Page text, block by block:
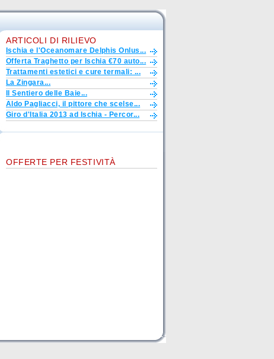
ARTICOLI DI RILIEVO
Ischia e l'Oceanomare Delphis Onlus...
Offerta Traghetto per Ischia €70 auto...
Trattamenti estetici e cure termali: ...
La Zingara...
Il Sentiero delle Baie...
Aldo Pagliacci, il pittore che scelse...
Giro d'Italia 2013 ad Ischia - Percor...
OFFERTE PER FESTIVITÀ